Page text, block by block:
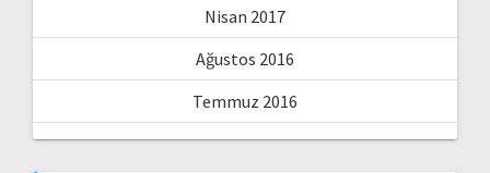
Nisan 2017
Ağustos 2016
Temmuz 2016